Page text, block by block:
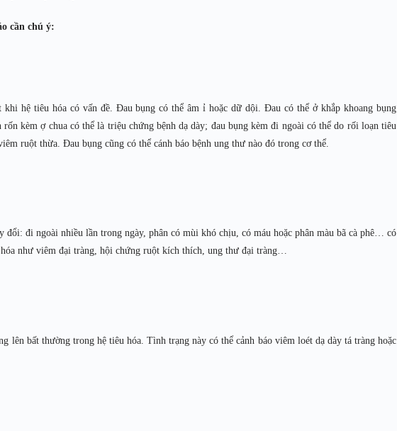
cần chú ý:
khi hệ tiêu hóa có vấn đề. Đau bụng có thể âm ỉ hoặc dữ dội. Đau có thể ở khắp khoang bụng
rốn kèm ợ chua có thể là triệu chứng bệnh dạ dày; đau bụng kèm đi ngoài có thể do rối loạn tiêu
ruột thừa. Đau bụng cũng có thể cánh báo bệnh ung thư nào đó trong cơ thể.
đổi: đi ngoài nhiều lần trong ngày, phân có mùi khó chịu, có máu hoặc phân màu bã cà phê… có
hóa như viêm đại tràng, hội chứng ruột kích thích, ung thư đại tràng…
lên bất thường trong hệ tiêu hóa. Tình trạng này có thể cảnh báo viêm loét dạ dày tá tràng hoặc